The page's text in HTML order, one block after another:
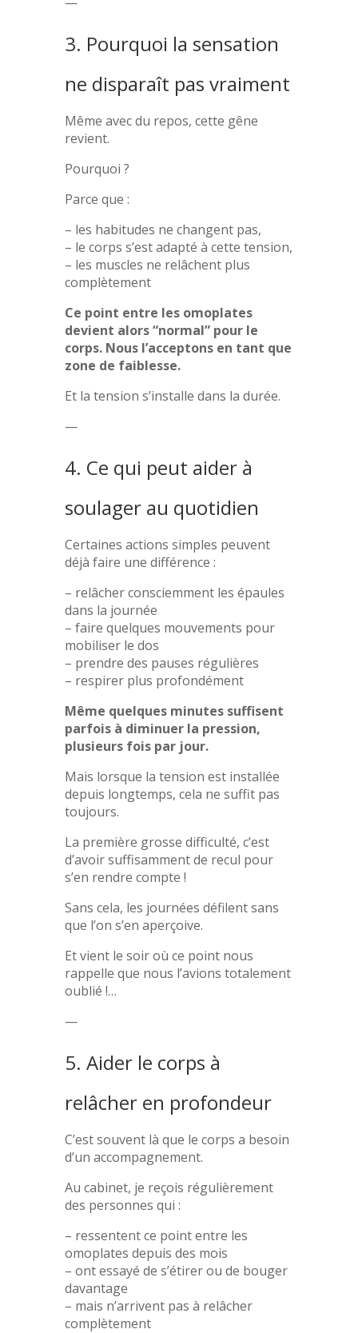
3. Pourquoi la sensation
ne disparaît pas vraiment
Même avec du repos, cette gêne
revient.
Pourquoi ?
Parce que :
– les habitudes ne changent pas,
– le corps s’est adapté à cette tension,
– les muscles ne relâchent plus
complètement
Ce point entre les omoplates
devient alors “normal” pour le
corps. Nous l’acceptons en tant que
zone de faiblesse.
Et la tension s’installe dans la durée.
—
4. Ce qui peut aider à
soulager au quotidien
Certaines actions simples peuvent
déjà faire une différence :
– relâcher consciemment les épaules
dans la journée
– faire quelques mouvements pour
mobiliser le dos
– prendre des pauses régulières
– respirer plus profondément
Même quelques minutes suffisent
parfois à diminuer la pression,
plusieurs fois par jour.
Mais lorsque la tension est installée
depuis longtemps, cela ne suffit pas
toujours.
La première grosse difficulté, c’est
d’avoir suffisamment de recul pour
s’en rendre compte !
Sans cela, les journées défilent sans
que l’on s’en aperçoive.
Et vient le soir où ce point nous
rappelle que nous l’avions totalement
oublié !…
—
5. Aider le corps à
relâcher en profondeur
C’est souvent là que le corps a besoin
d’un accompagnement.
Au cabinet, je reçois régulièrement
des personnes qui :
– ressentent ce point entre les
omoplates depuis des mois
– ont essayé de s’étirer ou de bouger
davantage
– mais n’arrivent pas à relâcher
complètement